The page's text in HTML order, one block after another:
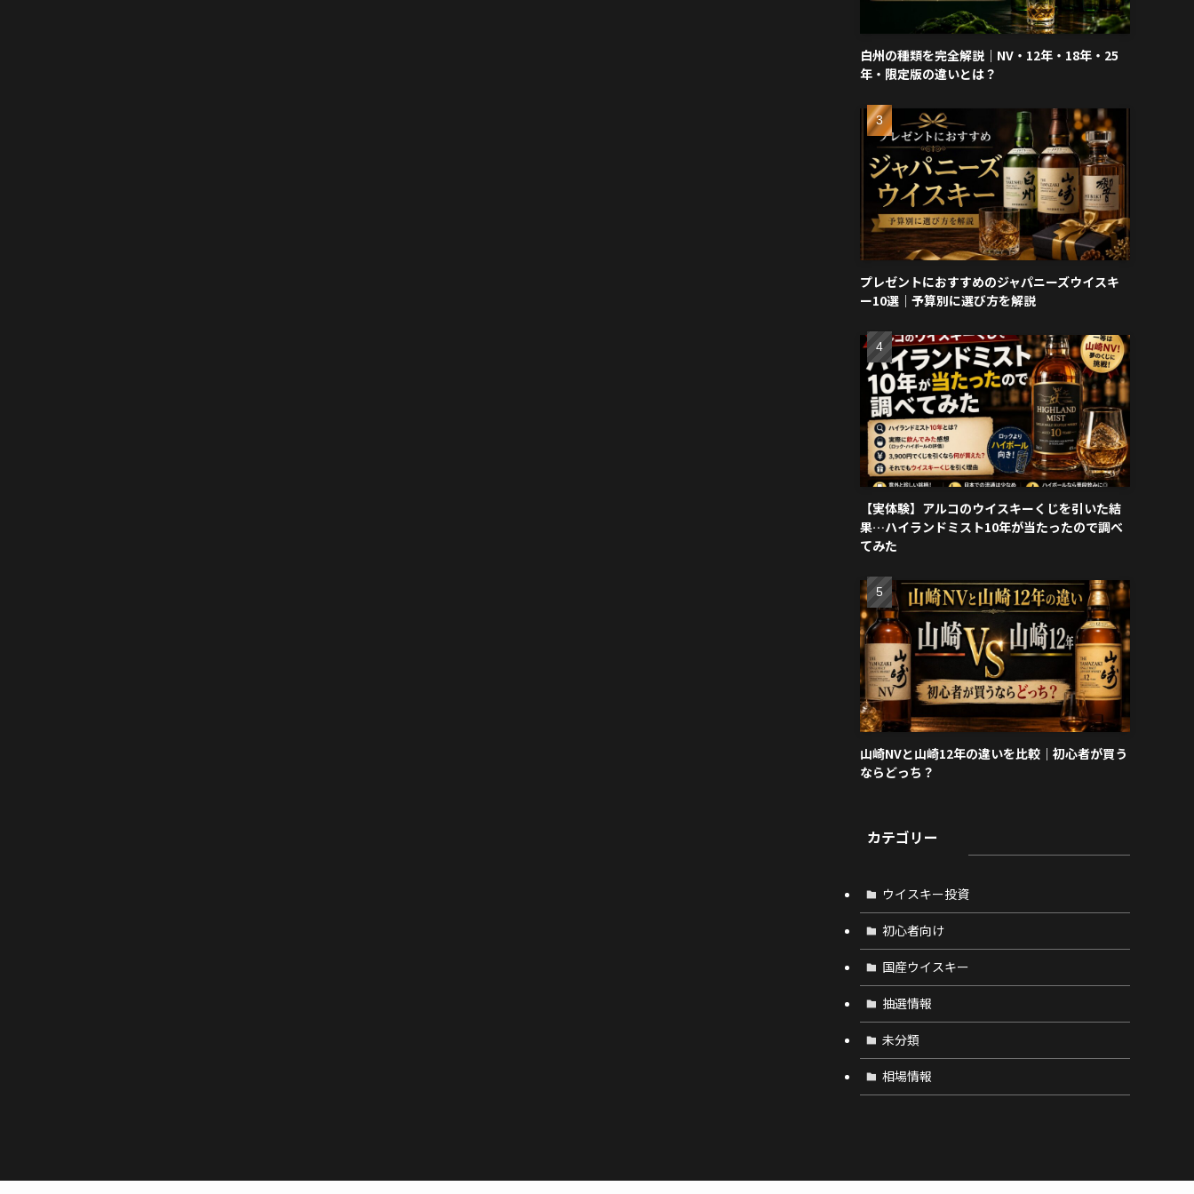
白州の種類を完全解説｜NV・12年・18年・25
年・限定版の違いとは？
プレゼントにおすすめのジャパニーズウイスキ
ー10選｜予算別に選び方を解説
【実体験】アルコのウイスキーくじを引いた結
果…ハイランドミスト10年が当たったので調べ
てみた
山崎NVと山崎12年の違いを比較｜初心者が買う
ならどっち？
カテゴリー
ウイスキー投資
初心者向け
国産ウイスキー
抽選情報
未分類
相場情報